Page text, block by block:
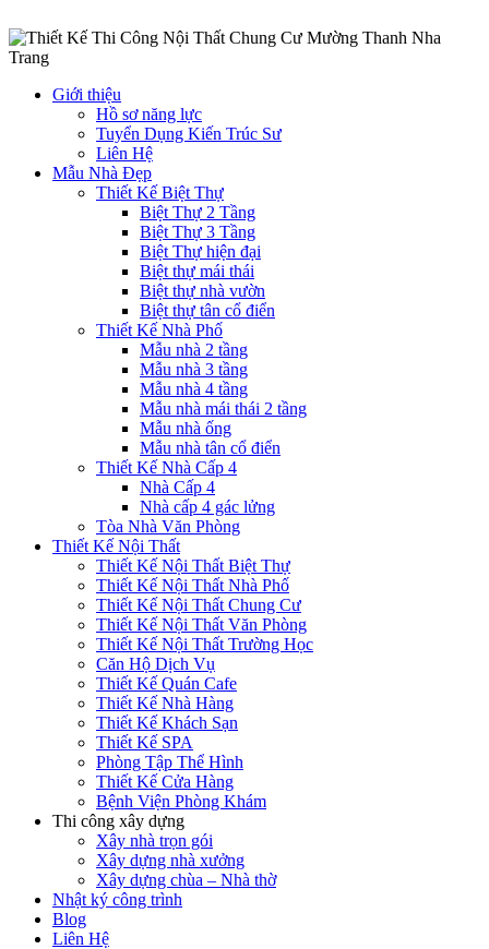
Giới thiệu
Hồ sơ năng lực
Tuyển Dụng Kiến Trúc Sư
Liên Hệ
Mẫu Nhà Đẹp
Thiết Kế Biệt Thự
Biệt Thự 2 Tầng
Biệt Thự 3 Tầng
Biệt Thự hiện đại
Biệt thự mái thái
Biệt thự nhà vườn
Biệt thự tân cổ điển
Thiết Kế Nhà Phố
Mẫu nhà 2 tầng
Mẫu nhà 3 tầng
Mẫu nhà 4 tầng
Mẫu nhà mái thái 2 tầng
Mẫu nhà ống
Mẫu nhà tân cổ điển
Thiết Kế Nhà Cấp 4
Nhà Cấp 4
Nhà cấp 4 gác lửng
Tòa Nhà Văn Phòng
Thiết Kế Nội Thất
Thiết Kế Nội Thất Biệt Thự
Thiết Kế Nội Thất Nhà Phố
Thiết Kế Nội Thất Chung Cư
Thiết Kế Nội Thất Văn Phòng
Thiết Kế Nội Thất Trường Học
Căn Hộ Dịch Vụ
Thiết Kế Quán Cafe
Thiết Kế Nhà Hàng
Thiết Kế Khách Sạn
Thiết Kế SPA
Phòng Tập Thể Hình
Thiết Kế Cửa Hàng
Bệnh Viện Phòng Khám
Thi công xây dựng
Xây nhà trọn gói
Xây dựng nhà xưởng
Xây dựng chùa – Nhà thờ
Nhật ký công trình
Blog
Liên Hệ